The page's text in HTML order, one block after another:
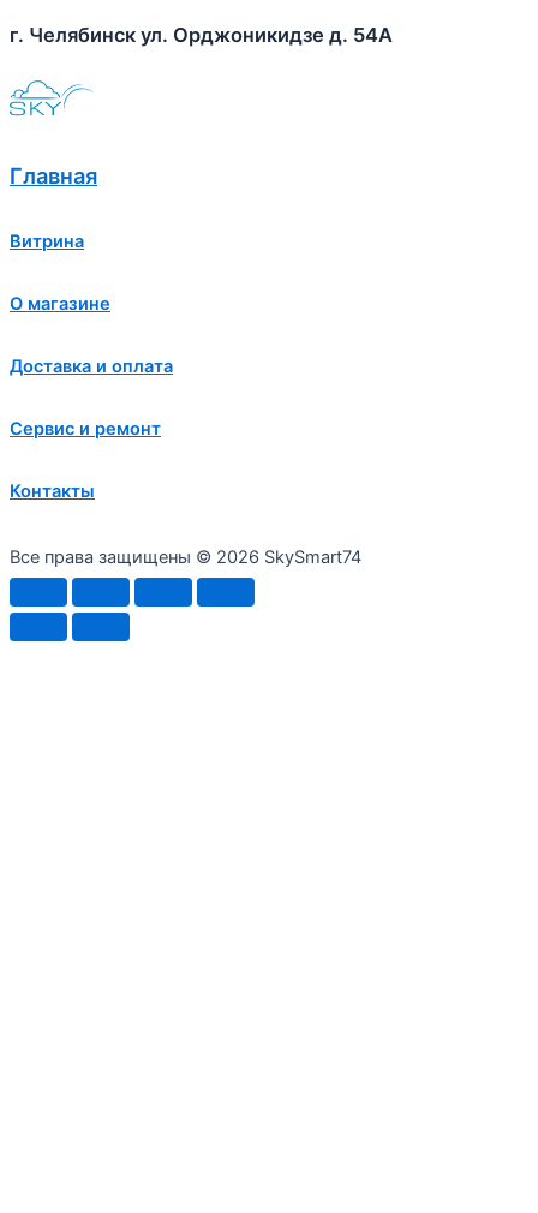
г. Челябинск ул. Орджоникидзе д. 54А
Главная
Витрина
О магазине
Доставка и оплата
Сервис и ремонт
Контакты
Все права защищены © 2026 SkySmart74